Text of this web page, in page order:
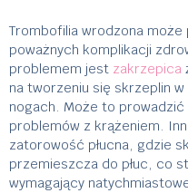
Trombofilia wrodzona
poważnych komplikacji
problemem jest zakrzepica
na tworzeniu się skrzeplin w
nogach. Może to
problemów z krążeniem.
zatorowość płucna, gdzie
przemieszcza do płuc, co
wymagający